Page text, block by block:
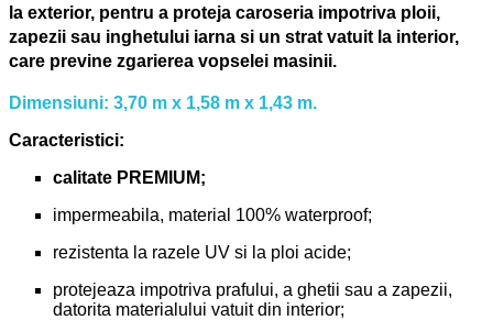
la exterior, pentru a proteja caroseria impotriva ploii,
zapezii sau inghetului iarna si un strat vatuit la interior,
care previne zgarierea vopselei masinii.
Dimensiuni: 3,70 m x 1,58 m x 1,43 m.
Caracteristici:
calitate PREMIUM;
impermeabila, material 100% waterproof;
rezistenta la razele UV si la ploi acide;
protejeaza impotriva prafului, a ghetii sau a zapezii,
datorita materialului vatuit din interior;